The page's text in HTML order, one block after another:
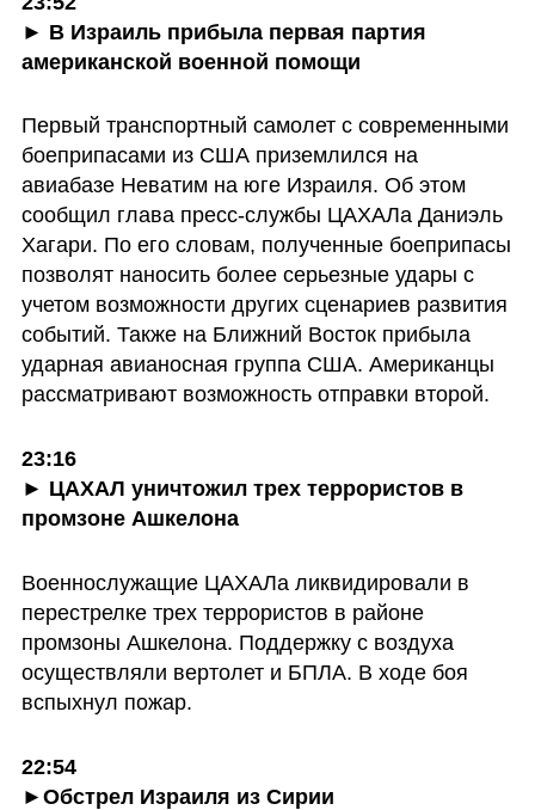
► В Израиль прибыла первая партия
американской военной помощи
Первый транспортный самолет с современными
боеприпасами из США приземлился на
авиабазе Неватим на юге Израиля. Об этом
сообщил глава пресс-службы ЦАХАЛа Даниэль
Хагари. По его словам, полученные боеприпасы
позволят наносить более серьезные удары с
учетом возможности других сценариев развития
событий. Также на Ближний Восток прибыла
ударная авианосная группа США. Американцы
рассматривают возможность отправки второй.
23:16
► ЦАХАЛ уничтожил трех террористов в
промзоне Ашкелона
Военнослужащие ЦАХАЛа ликвидировали в
перестрелке трех террористов в районе
промзоны Ашкелона. Поддержку с воздуха
осуществляли вертолет и БПЛА. В ходе боя
вспыхнул пожар.
22:54
►Обстрел Израиля из Сирии